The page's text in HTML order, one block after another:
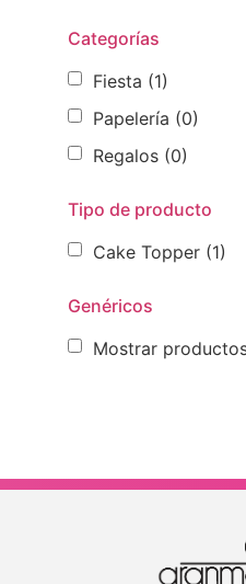
Categorías
Fiesta (1)
Papelería (0)
Regalos (0)
Tipo de producto
Cake Topper (1)
Genéricos
Mostrar